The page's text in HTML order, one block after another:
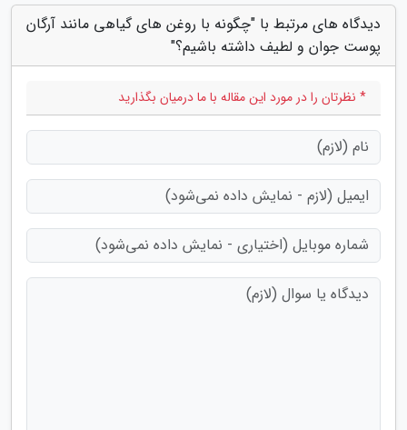
دیدگاه های مرتبط با "چگونه با روغن های گیاهی مانند آرگان
پوست جوان و لطیف داشته باشیم؟"
* نظرتان را در مورد این مقاله با ما درمیان بگذارید